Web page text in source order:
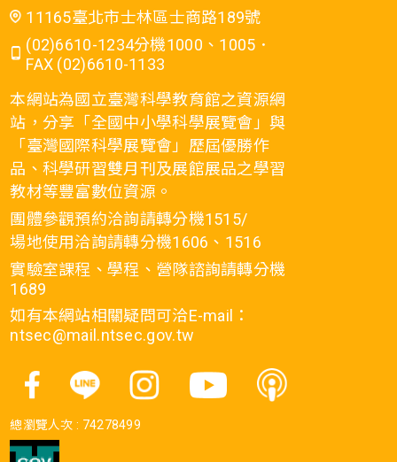
11165臺北市士林區士商路189號
(02)6610-1234分機1000、1005．
FAX (02)6610-1133
本網站為國立臺灣科學教育館之資源網
站，分享「全國中小學科學展覽會」與
「臺灣國際科學展覽會」歷屆優勝作
品、科學研習雙月刊及展館展品之學習
教材等豐富數位資源。
團體參觀預約洽詢請轉分機1515/
場地使用洽詢請轉分機1606、1516
實驗室課程、學程、營隊諮詢請轉分機
1689
如有本網站相關疑問可洽E-mail：
ntsec@mail.ntsec.gov.tw
總瀏覽人次 : 74278499